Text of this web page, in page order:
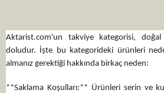
Aktarist.com'un takviye kategorisi,
doludur. İşte bu kategorideki ürünleri
almanız gerektiği hakkında birkaç neden:
**Saklama Koşulları:** Ürünleri serin ve